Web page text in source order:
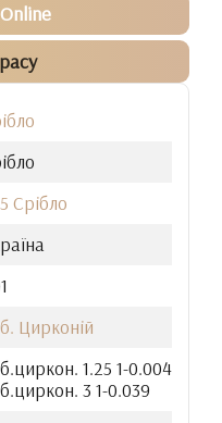
Срібло
Цирконій
1.25 1-0.004
3 1-0.039